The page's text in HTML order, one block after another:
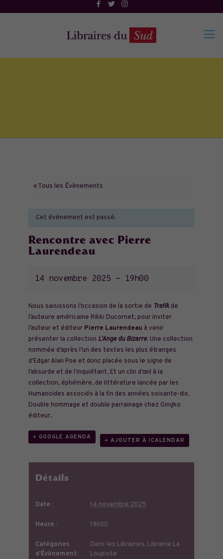
« Tous les Évènements
Cet évènement est passé.
Rencontre avec Pierre
Laurendeau
14 novembre 2025 - 19h00
Nous saisissons l’occasion de la sortie de Trafikde
l’auteure américaine Rikki Ducornet, pour inviter
l’auteur et éditeurPierre Laurendeau à venir
présenter la collection L’Ange du Bizarre. Une collection
nommée d’après l’un des textes les plus étranges
d’Edgar Alan Poe et donc placée sous le signe de
l’absurde et de l’inquiétant. Et un clin d’œil à la
collection, éphémère, de littérature lancée par les
Humanoïdes associés à la fin des années soixante-dix.
Double hommage et double parrainage chez Gingko
éditeur.
+ GOOGLE AGENDA
+ AJOUTER À ICALENDAR
Détails
Date : 14 novembre 2025
Heure : 19h00
Catégories
d’Évènement:
Dans les Librairies, Librairie La
Loupiote